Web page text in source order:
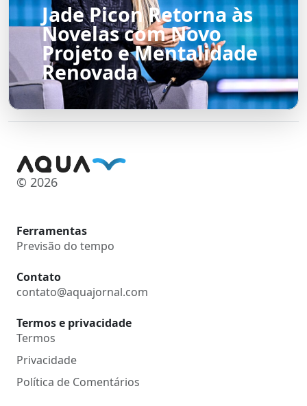
Jade Picon Retorna às
Novelas com Novo
Projeto e Mentalidade
Renovada
© 2026
Ferramentas
Previsão do tempo
Contato
contato@aquajornal.com
Termos e privacidade
Termos
Privacidade
Política de Comentários